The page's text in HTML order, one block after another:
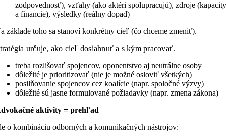
zodpovednosť), vzťahy (ako aktéri spolupracujú), zdroje
a financie), výsledky (reálny dopad)
základe toho sa stanoví konkrétny cieľ (čo chceme zmeniť).
určuje, ako cieľ dosiahnuť a s kým pracovať.
treba rozlišovať spojencov, oponentstvo aj neutrálne osoby
dôležité je prioritizovať (nie je možné osloviť všetkých)
posilňovanie spojencov cez koalície (napr. spoločné výzvy)
dôležité sú jasne formulované požiadavky (napr. zmena zákona)
aktivity = prehľad
o kombináciu odborných a komunikačných nástrojov: